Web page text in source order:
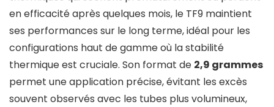
en efficacité après quelques mois, le TF9 maintient
ses performances sur le long terme, idéal pour les
configurations haut de gamme où la stabilité
thermique est cruciale. Son format de 2,9 grammes
permet une application précise, évitant les excès
souvent observés avec les tubes plus volumineux,